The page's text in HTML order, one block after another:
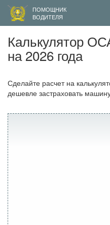
ПОМОЩНИК
ВОДИТЕЛЯ
Калькулятор
на 2026 года
Сделайте расчет на
дешевле застраховать